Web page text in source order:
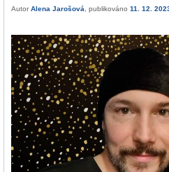
Autor Alena Jarošová , publikováno 11. 12.